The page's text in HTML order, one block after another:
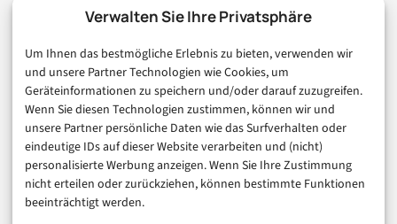
Verwalten Sie Ihre Privatsphäre
Um Ihnen das bestmögliche Erlebnis zu bieten, verwenden wir
und unsere Partner Technologien wie Cookies, um
Geräteinformationen zu speichern und/oder darauf zuzugreifen.
Wenn Sie diesen Technologien zustimmen, können wir und
unsere Partner persönliche Daten wie das Surfverhalten oder
eindeutige IDs auf dieser Website verarbeiten und (nicht)
personalisierte Werbung anzeigen. Wenn Sie Ihre Zustimmung
nicht erteilen oder zurückziehen, können bestimmte Funktionen
beeinträchtigt werden.
Was halten Sie von dem Thema? Hier können Sie mit anderen
Leserinnen und Lesern ins Gespräch gehen.
Zu den Kommentaren
Auch interessant